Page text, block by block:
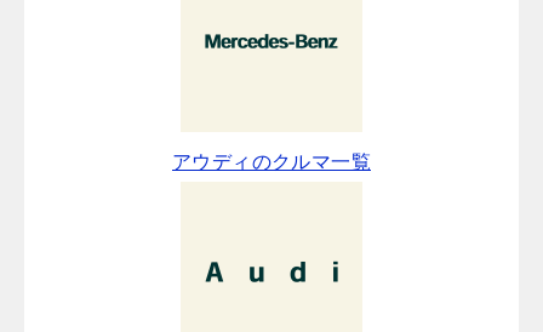
アウディのクルマ一覧